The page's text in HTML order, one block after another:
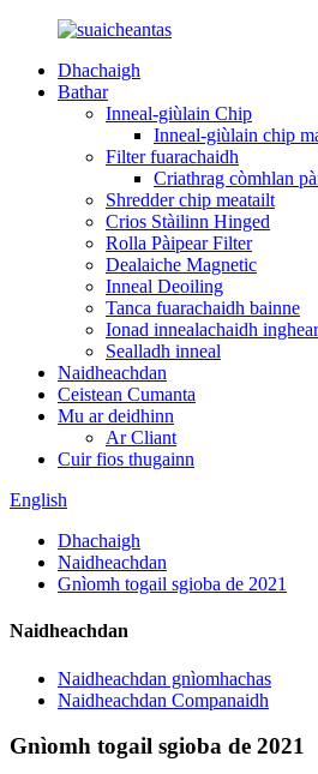
Dhachaigh
Bathar
Inneal-giùlain Chip
Inneal-giùlain chip
Filter fuarachaidh
Criathrag còmhlan
Shredder chip meatailt
Crios Stàilinn Hinged
Rolla Pàipear Filter
Dealaiche Magnetic
Inneal Deoiling
Tanca fuarachaidh bainne
Ionad innealachaidh
Sealladh inneal
Naidheachdan
Ceistean Cumanta
Mu ar deidhinn
Ar Cliant
Cuir fios thugainn
English
Dhachaigh
Naidheachdan
Gnìomh togail sgioba de 2021
Naidheachdan
Naidheachdan gnìomhachas
Naidheachdan Companaidh
Gnìomh togail sgioba de 2021